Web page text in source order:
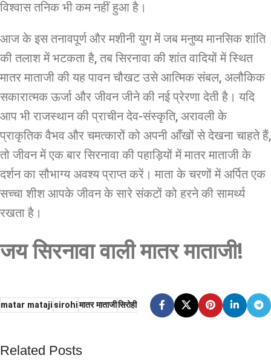
विश्वास तनिक भी कम नहीं हुआ है।
आज के इस तनावपूर्ण और मशीनी युग में जब मनुष्य मानसिक शांति
की तलाश में भटकता है, तब सिरनावा की शांत वादियों में स्थित
मातर माताजी की यह पावन चौखट उसे आत्मिक संबल, अलौकिक
सकारात्मक ऊर्जा और जीवन जीने की नई प्रेरणा देती है। यदि
आप भी राजस्थान की प्राचीन देव-संस्कृति, अरावली के
प्राकृतिक वैभव और चमत्कारों को अपनी आँखों से देखना चाहते हैं,
तो जीवन में एक बार सिरनावा की पहाड़ियों में मातर माताजी के
दर्शन का सौभाग्य अवश्य प्राप्त करें। माता के चरणों में अर्पित एक
सच्चा शीश आपके जीवन के सारे संकटों को हरने की सामर्थ्य
रखता है।
जय सिरनावा वाली मातर माताजी!
matar matajisirohiमातर माताजीसिरोही
Related Posts